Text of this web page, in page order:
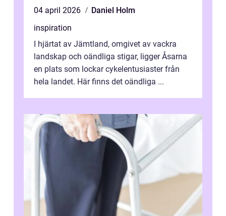
04 april 2026
Daniel Holm
inspiration
I hjärtat av Jämtland, omgivet av vackra
landskap och oändliga stigar, ligger Åsarna
en plats som lockar cykelentusiaster från
hela landet. Här finns det oändliga ...